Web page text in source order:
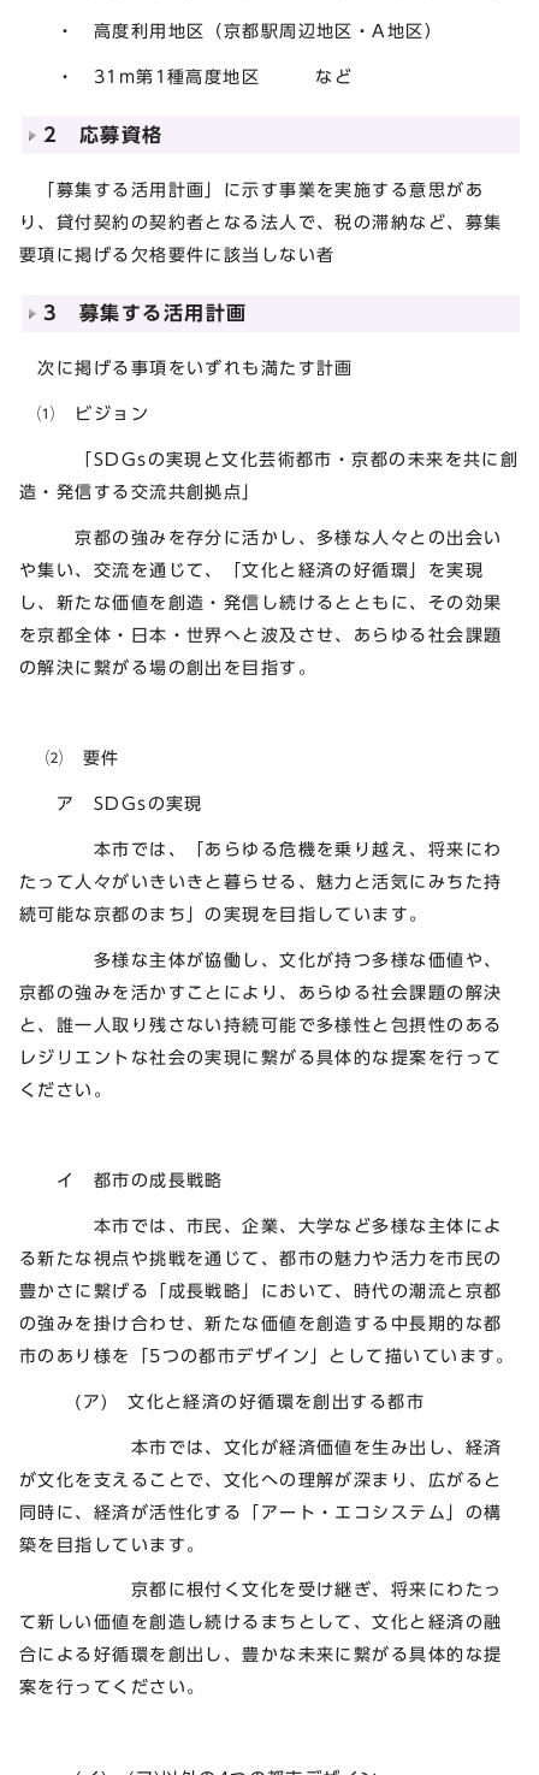
・ 高度利用地区（京都駅周辺地区・A地区）
・ 31m第1種高度地区 など
2 応募資格
「募集する活用計画」に示す事業を実施する意思があ
り、貸付契約の契約者となる法人で、税の滞納など、募集
要項に掲げる欠格要件に該当しない者
3 募集する活用計画
次に掲げる事項をいずれも満たす計画
⑴ ビジョン
「SDGsの実現と文化芸術都市・京都の未来を共に創
造・発信する交流共創拠点」
京都の強みを存分に活かし、多様な人々との出会い
や集い、交流を通じて、「文化と経済の好循環」を実現
し、新たな価値を創造・発信し続けるとともに、その効果
を京都全体・日本・世界へと波及させ、あらゆる社会課題
の解決に繋がる場の創出を目指す。
⑵ 要件
ア SDGsの実現
本市では、「あらゆる危機を乗り越え、将来にわ
たって人々がいきいきと暮らせる、魅力と活気にみちた持
続可能な京都のまち」の実現を目指しています。
多様な主体が協働し、文化が持つ多様な価値や、
京都の強みを活かすことにより、あらゆる社会課題の解決
と、誰一人取り残さない持続可能で多様性と包摂性のある
レジリエントな社会の実現に繋がる具体的な提案を行って
ください。
イ 都市の成長戦略
本市では、市民、企業、大学など多様な主体によ
る新たな視点や挑戦を通じて、都市の魅力や活力を市民の
豊かさに繋げる「成長戦略」において、時代の潮流と京都
の強みを掛け合わせ、新たな価値を創造する中長期的な都
市のあり様を「5つの都市デザイン」として描いています。
(ア) 文化と経済の好循環を創出する都市
本市では、文化が経済価値を生み出し、経済
が文化を支えることで、文化への理解が深まり、広がると
同時に、経済が活性化する「アート・エコシステム」の構
築を目指しています。
京都に根付く文化を受け継ぎ、将来にわたっ
て新しい価値を創造し続けるまちとして、文化と経済の融
合による好循環を創出し、豊かな未来に繋がる具体的な提
案を行ってください。